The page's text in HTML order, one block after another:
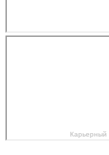
Карьерный